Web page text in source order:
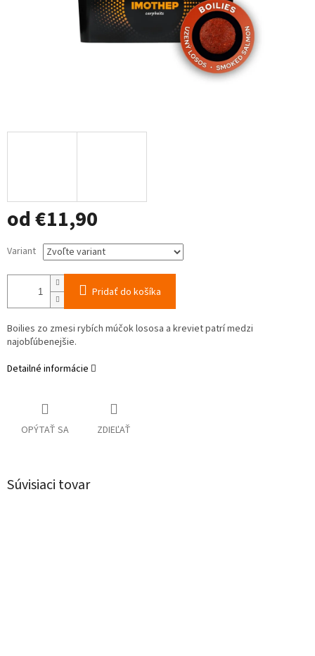
od€11,90
Jednotková
cena:
Variant
Pridať do košíka
Boilies zo zmesi rybích múčoklososa a krevietpatrímedzi
najobľúbenejšie.
Detailné informácie
OPÝTAŤ SA ZDIEĽAŤ
Súvisiaci tovar